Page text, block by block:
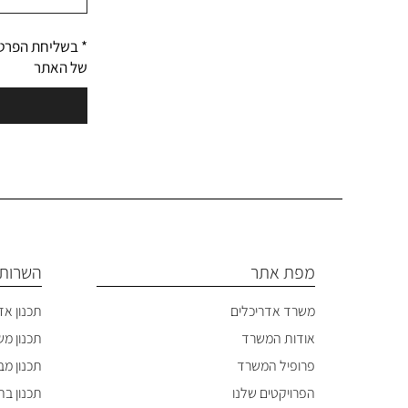
* בשליחת
של האתר
מפת אתר
משרד אדריכלים
אודות המשרד
פרופיל המשרד
הפרויקטים שלנו
תכנון
תכנון
תכנון
תכנון